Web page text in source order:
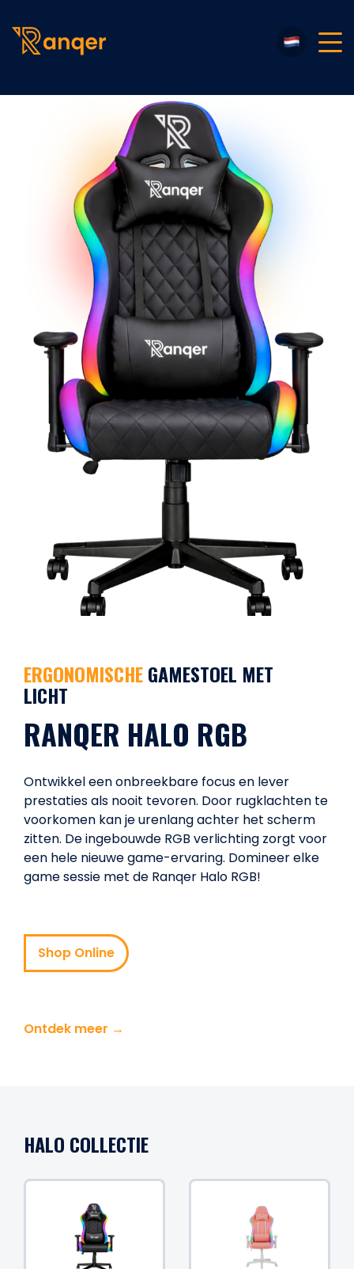
ERGONOMISCHEGAMESTOEL MET
LICHT
RANQER HALO RGB
Ontwikkel een onbreekbare focus en lever
prestaties als nooit tevoren. Door rugklachten te
voorkomen kan je urenlang achter het scherm
zitten. De ingebouwde RGB verlichting zorgt voor
een hele nieuwe game-ervaring. Domineer elke
game sessie met de Ranqer Halo RGB!
Shop Online
Ontdek meer →
HALO COLLECTIE